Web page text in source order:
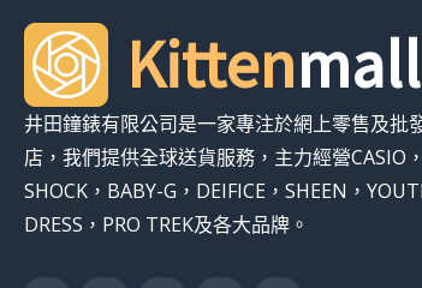
Kittenmall
井田鐘錶有限公司是一家專注於網上零售及批
店，我們提供全球送貨服務，主力經營CASIO
SHOCK，BABY-G，DEIFICE，SHEEN，
DRESS，PRO TREK及各大品牌。